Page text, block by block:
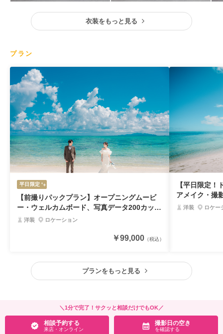
衣装をもっと見る
プラン
平日限定
【前撮りパックプラン】オープニングムービ
ー・ウェルカムボード、写真データ200カット
がセットになった平日限定プラン＊
洋装 ロケーション
￥99,000 （税込）
【平日限定！
アメイク・撮
ビーチフォト
洋装 ロケー
プランをもっと見る
＼1分で完了！サクッと相談だけでもOK／
相談予約する
来店・オンライン
撮影日の空き
を確認する